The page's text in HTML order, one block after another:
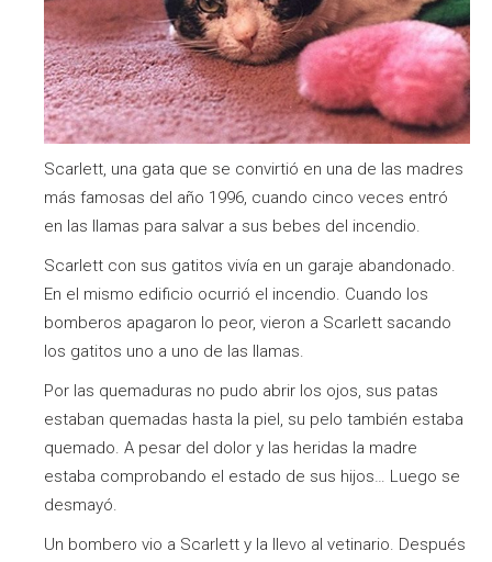
Scarlett, una gata que se convirtió en una de las madres
más famosas del año 1996, cuando cinco veces entró
en las llamas para salvar a sus bebes del incendio.
Scarlett con sus gatitos vivía en un garaje abandonado.
En el mismo edificio ocurrió el incendio. Cuando los
bomberos apagaron lo peor, vieron a Scarlett sacando
los gatitos uno a uno de las llamas.
Por las quemaduras no pudo abrir los ojos, sus patas
estaban quemadas hasta la piel, su pelo también estaba
quemado. A pesar del dolor y las heridas la madre
estaba comprobando el estado de sus hijos… Luego se
desmayó.
Un bombero vio a Scarlett y la llevo al vetinario. Después